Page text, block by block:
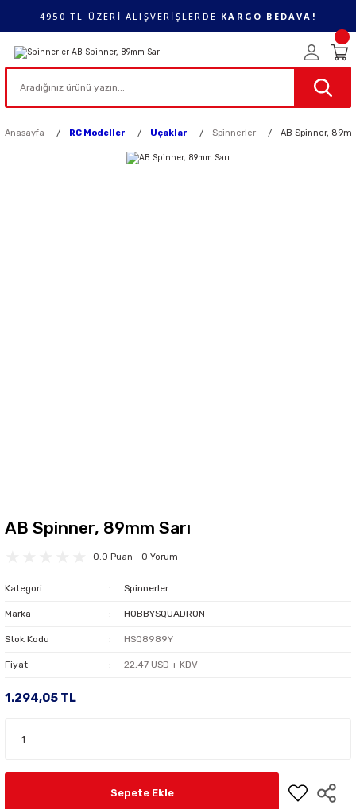
4950 TL ÜZERİ ALIŞVERİŞLERDE KARGO BEDAVA!
Anasayfa RC Modeller Uçaklar Spinnerler AB Spinner,
AB Spinner, 89mm Sarı
0.0 Puan - 0 Yorum
Kategori Spinnerler
Marka HOBBYSQUADRON
Stok Kodu HSQ8989Y
Fiyat 22,47 USD + KDV
1.294,05 TL
Sepete Ekle